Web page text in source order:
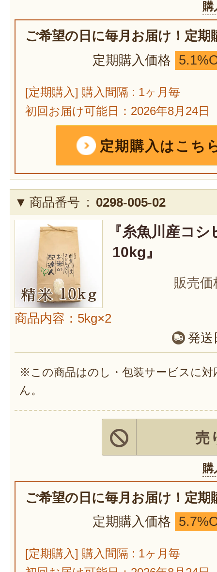
購
ご希望の日に毎月お届け！定期
定期購入価格
[定期購入] 購入間隔 : 1ヶ月毎
初回お届け可能日：2026年8月24日
定期購入はこち
商品番号 : 0298-005-02
『糸魚川産コ
10kg』
販売価
商品内容：5kg×2
発送
※この商品はのし・包装サービスに対
ん。
売
購
ご希望の日に毎月お届け！定期
定期購入価格
[定期購入] 購入間隔 : 1ヶ月毎